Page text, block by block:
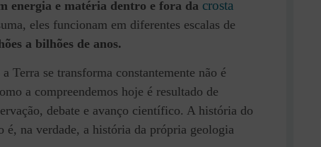
energia e matéria dentro e fora da crosta
eles funcionam em diferentes escalas de
a bilhões de anos.
Terra se transforma constantemente não é
a compreendemos hoje é resultado de
debate e avanço científico. A história do
é, na verdade, a história da própria geologia